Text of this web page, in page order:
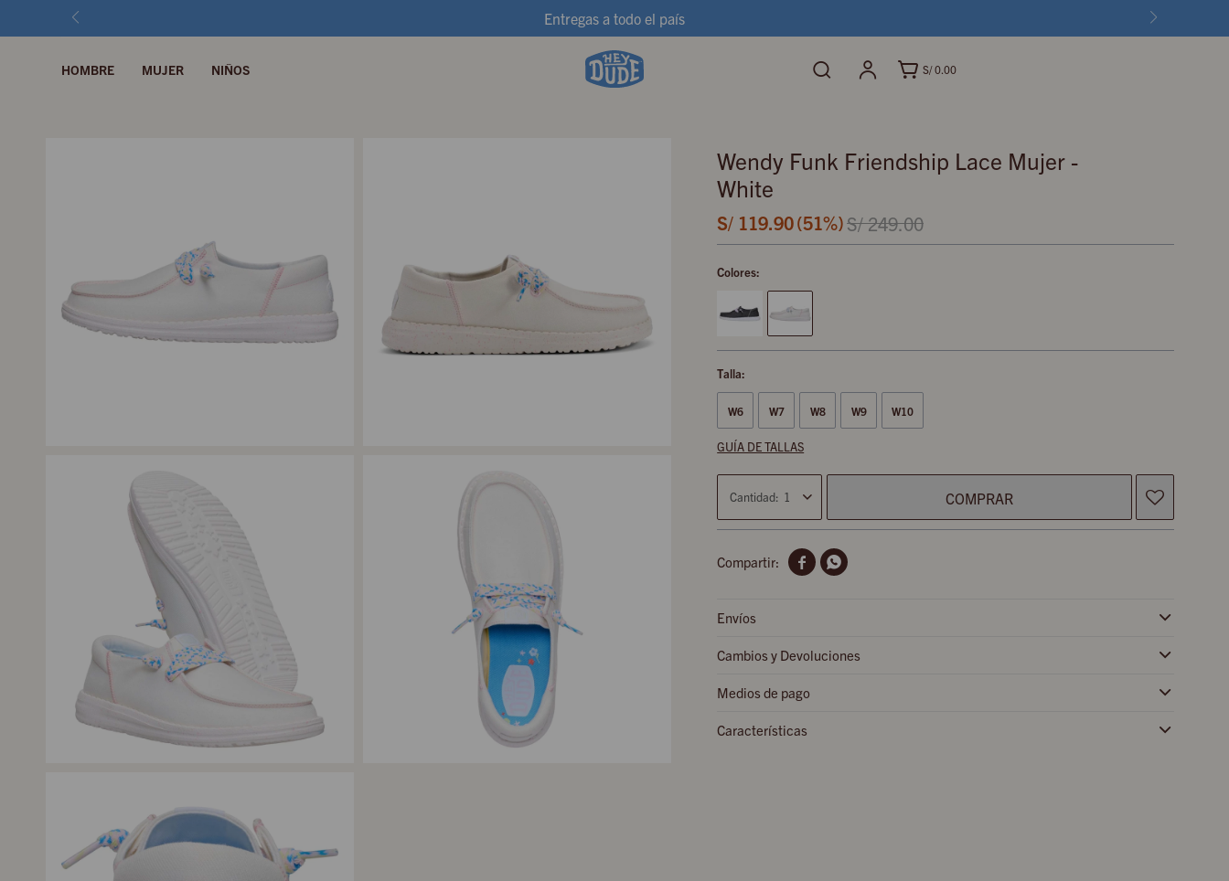
Entregas a todo el país
HOMBRE MUJER NIÑOS S/ 0.00
Wendy Funk Friendship Lace Mujer -
White
S/ 119.90 51 S/ 249.00
Colores:
Talla:
W6 W7 W8 W9 W10
GUÍA DE TALLAS
1 COMPRAR
 
Envíos
Cambios y Devoluciones
Medios de pago
Características